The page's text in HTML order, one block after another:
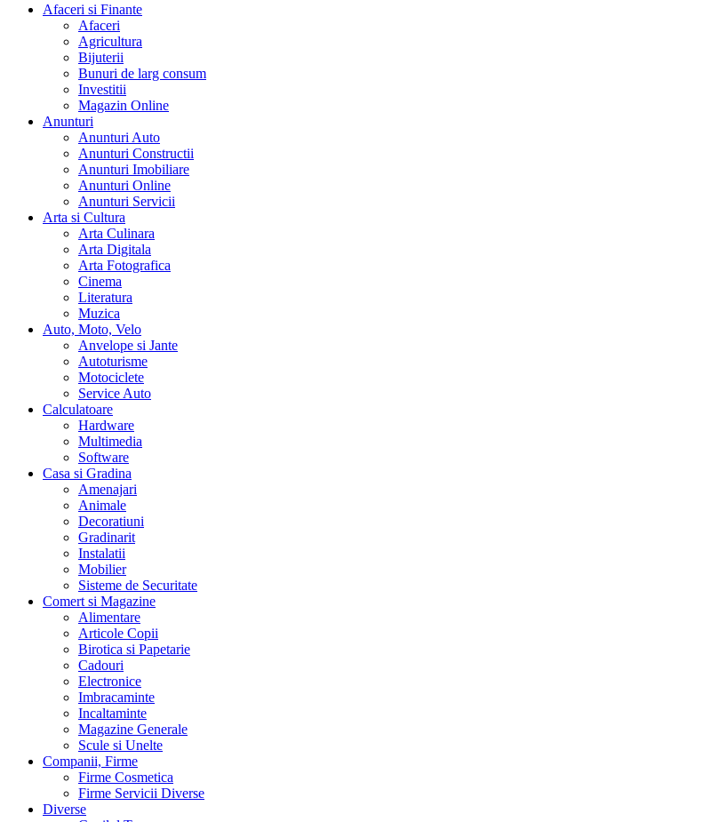
Afaceri si Finante
Afaceri
Agricultura
Bijuterii
Bunuri de larg consum
Investitii
Magazin Online
Anunturi
Anunturi Auto
Anunturi Constructii
Anunturi Imobiliare
Anunturi Online
Anunturi Servicii
Arta si Cultura
Arta Culinara
Arta Digitala
Arta Fotografica
Cinema
Literatura
Muzica
Auto, Moto, Velo
Anvelope si Jante
Autoturisme
Motociclete
Service Auto
Calculatoare
Hardware
Multimedia
Software
Casa si Gradina
Amenajari
Animale
Decoratiuni
Gradinarit
Instalatii
Mobilier
Sisteme de Securitate
Comert si Magazine
Alimentare
Articole Copii
Birotica si Papetarie
Cadouri
Electronice
Imbracaminte
Incaltaminte
Magazine Generale
Scule si Unelte
Companii, Firme
Firme Cosmetica
Firme Servicii Diverse
Diverse